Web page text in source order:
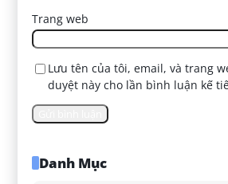
Trang web
Lưu tên của tôi, email, và trang
duyệt này cho lần bình luận kế
Danh Mục